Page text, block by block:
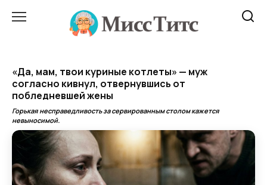
«Да, мам, твои куриные котлеты» — муж
согласно кивнул, отвернувшись от
побледневшей жены
Горькая несправедливость за сервированным столом кажется
невыносимой.